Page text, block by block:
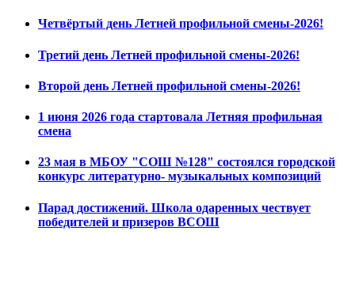
Четвёртый день Летней профильной смены-2026!
Третий день Летней профильной смены-2026!
Второй день Летней профильной смены-2026!
1 июня 2026 года стартовала Летняя профильная
смена
23 мая в МБОУ "СОШ №128" состоялся городской
конкурс литературно- музыкальных композиций
Парад достижений. Школа одаренных чествует
победителей и призеров ВСОШ